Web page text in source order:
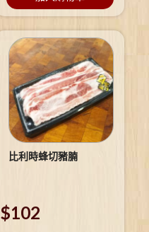
比利時蜂切豬腩
$102